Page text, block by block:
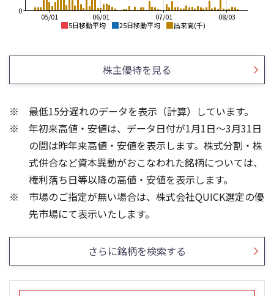
5日移動平均 25日移動平均 出来高(千)
08/03
07/01
06/01
05/01
0
25/12
25/10
25/08
25/06
25/04
450
500
700
750
800
24/01
23/01
22/01
21/01
300
400
株主優待を見る
最低15分遅れのデータを表示（計算）しています。
年初来高値・安値は、データ日付が1月1日～3月31日
の間は昨年来高値・安値を表示します。株式分割・株
式併合など資本異動がおこなわれた銘柄については、
権利落ち日等以降の高値・安値を表示します。
市場のご指定が無い場合は、株式会社QUICK選定の優
先市場にて表示いたします。
さらに銘柄を検索する